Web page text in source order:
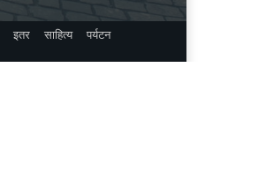
इतर साहित्य
पर्यटन